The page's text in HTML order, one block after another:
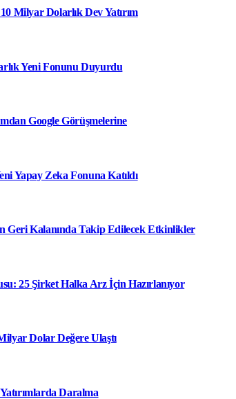
Milyar Dolarlık Dev Yatırım
Yeni Fonunu Duyurdu
Google Görüşmelerine
Yapay Zeka Fonuna Katıldı
Geri Kalanında Takip Edilecek Etkinlikler
25 Şirket Halka Arz İçin Hazırlanıyor
Dolar Değere Ulaştı
Daralma